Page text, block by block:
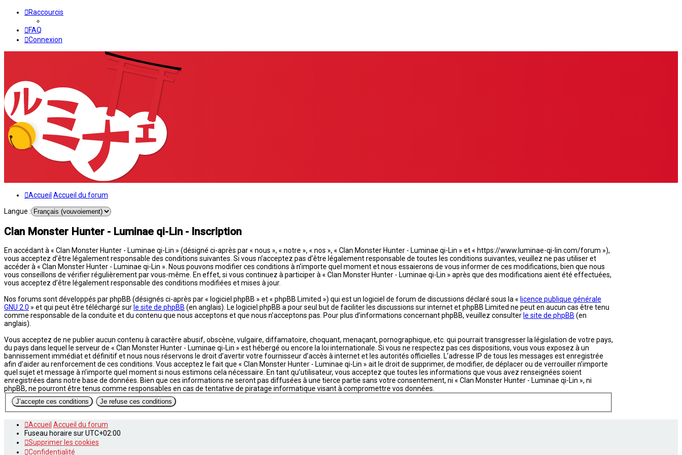
Raccourcis
FAQ
Connexion
Accueil Accueil du forum
Langue :
Clan Monster Hunter - Luminae qi-Lin - Inscription
En accédant à « Clan Monster Hunter - Luminae qi-Lin » (désigné ci-après par « nous », « notre », « nos », « Clan Monster Hunter - Luminae qi-Lin » et « https://www.luminae-qi-lin.com/forum »),
vous acceptez d’être légalement responsable des conditions suivantes. Si vous n’acceptez pas d’être légalement responsable de toutes les conditions suivantes, veuillez ne pas utiliser et
accéder à « Clan Monster Hunter - Luminae qi-Lin ». Nous pouvons modifier ces conditions à n’importe quel moment et nous essaierons de vous informer de ces modifications, bien que nous
vous conseillons de vérifier régulièrement par vous-même. En effet, si vous continuez à participer à « Clan Monster Hunter - Luminae qi-Lin » après que des modifications aient été effectuées,
vous acceptez d’être légalement responsable des conditions modifiées et mises à jour.
Nos forums sont développés par phpBB (désignés ci-après par « logiciel phpBB » et « phpBB Limited ») qui est un logiciel de forum de discussions déclaré sous la « licence publique générale
GNU 2.0 » et qui peut être téléchargé sur le site de phpBB (en anglais). Le logiciel phpBB a pour seul but de faciliter les discussions sur internet et phpBB Limited ne peut en aucun cas être tenu
comme responsable de la conduite et du contenu que nous acceptons et que nous n’acceptons pas. Pour plus d’informations concernant phpBB, veuillez consulter le site de phpBB (en
anglais).
Vous acceptez de ne publier aucun contenu à caractère abusif, obscène, vulgaire, diffamatoire, choquant, menaçant, pornographique, etc. qui pourrait transgresser la législation de votre pays,
du pays dans lequel le serveur de « Clan Monster Hunter - Luminae qi-Lin » est hébergé ou encore la loi internationale. Si vous ne respectez pas ces dispositions, vous vous exposez à un
bannissement immédiat et définitif et nous nous réservons le droit d’avertir votre fournisseur d’accès à internet et les autorités officielles. L’adresse IP de tous les messages est enregistrée
afin d’aider au renforcement de ces conditions. Vous acceptez le fait que « Clan Monster Hunter - Luminae qi-Lin » ait le droit de supprimer, de modifier, de déplacer ou de verrouiller n’importe
quel sujet et message à n’importe quel moment si nous estimons cela nécessaire. En tant qu’utilisateur, vous acceptez que toutes les informations que vous avez renseignées soient
enregistrées dans notre base de données. Bien que ces informations ne seront pas diffusées à une tierce partie sans votre consentement, ni « Clan Monster Hunter - Luminae qi-Lin », ni
phpBB, ne pourront être tenus comme responsables en cas de tentative de piratage informatique visant à compromettre vos données.
Accueil Accueil du forum
Fuseau horaire surUTC+02:00
Supprimer les cookies
Confidentialité